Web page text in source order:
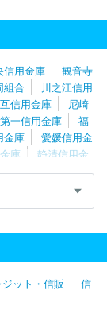
信用金庫
観音寺
組合
川之江信用
信用金庫
尼崎
一信用金庫
福
金庫
愛媛信用金
庫
静清信用金
田農業協同組合
知多信用
信用金庫
福光
業協同組合
飯田
ジット・信販
信